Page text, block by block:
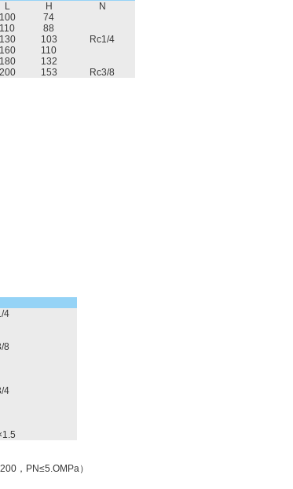
L H
N
100
74
Rc1/4
110
88
130
103
160
110
180
132
200 153 Rc3/8
4
8
4
，PN≤5.OMPa）